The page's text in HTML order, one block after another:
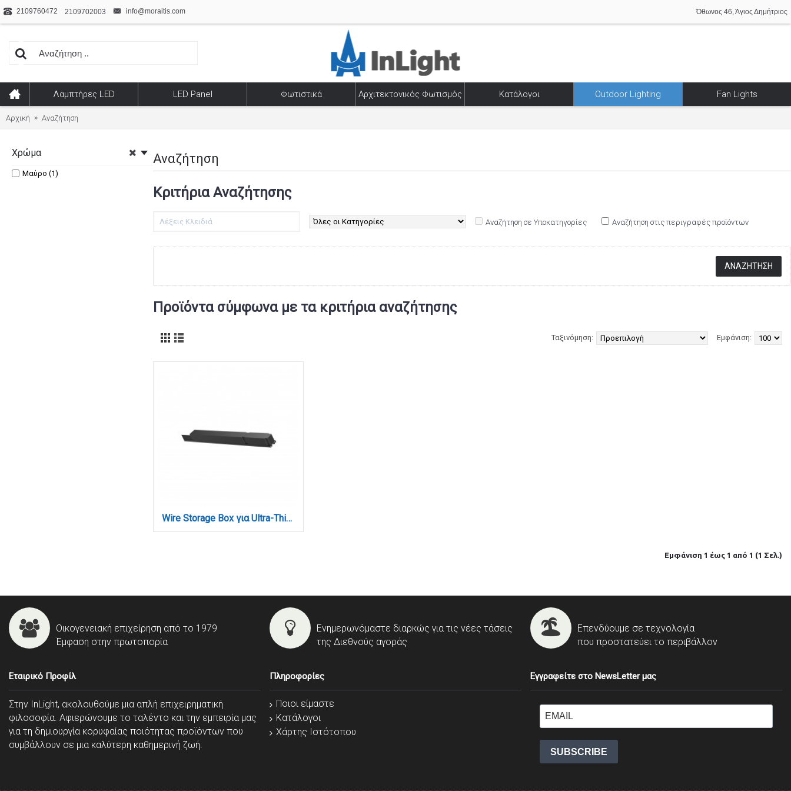
2109760472 2109702003 info@moraitis.com Όθωνος 46, Άγιος Δημήτριος
Λαμπτήρες LED LED Panel Φωτιστικά Αρχιτεκτονικός Φωτισμός Κατάλογοι Outdoor Lighting Fan Lights
Αρχική Αναζήτηση
Χρώμα
Μαύρο (1)
Αναζήτηση
Κριτήρια Αναζήτησης
Αναζήτηση σε Υποκατηγορίες Αναζήτηση στις περιγραφές προϊόντων
Προϊόντα σύμφωνα με τα κριτήρια αναζήτησης
Εμφάνιση:
Ταξινόμηση:
Wire Storage Box για Ultra-Thin μαγνητική ράγα σε μαύρη απόχρωση (TB001-BL)
Εμφάνιση 1 έως 1 από 1 (1 Σελ.)
Οικογενειακή επιχείρηση από το 1979
Έμφαση στην πρωτοπορία
Ενημερωνόμαστε διαρκώς για τις νέες τάσεις
της Διεθνούς αγοράς
Επενδύουμε σε τεχνολογία
που προστατεύει το περιβάλλον
Εταιρικό Προφίλ
Στην InLight, ακολουθούμε μια απλή επιχειρηματική
φιλοσοφία. Αφιερώνουμε το ταλέντο και την εμπειρία μας
για τη δημιουργία κορυφαίας ποιότητας προϊόντων που
συμβάλλουν σε μια καλύτερη καθημερινή ζωή.
Πληροφορίες
Ποιοι είμαστε
Κατάλογοι
Χάρτης Ιστότοπου
Εγγραφείτε στο NewsLetter μας
SUBSCRIBE